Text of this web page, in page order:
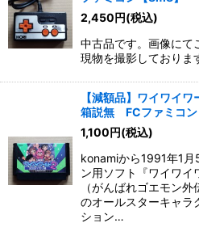
2,450円(税込)
中古品です。画像にて
現物を撮影しておりま
【減額品】ワイワイ
箱説無 FCファミコン
1,100円(税込)
konamiから1991年1
ン用ソフト『ワイワイ
（がんばれゴエモン
のオールスターキャラ
ション…